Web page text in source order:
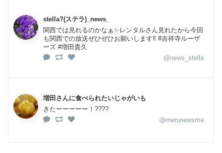
stella?(ステラ)_news_
関西では見れるのかなぁ✨レンタルさん見れたから今回
も関西での放送ぜひぜひお願いします‼️ #吉祥寺ルーザ
ーズ #増田貴久
@news_stella
増田さんに食べられたいじゃがいも
きたーーーーー！????
@merunewsma